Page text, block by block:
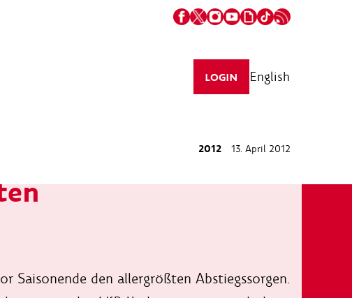
LOGIN English
2012 13. April 2012
Saisonende den allergrößten Abstiegssorgen.